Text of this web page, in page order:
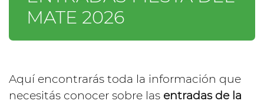
MATE 2026
Aquí encontrarás toda la información que
necesitás conocer sobre las entradas de la